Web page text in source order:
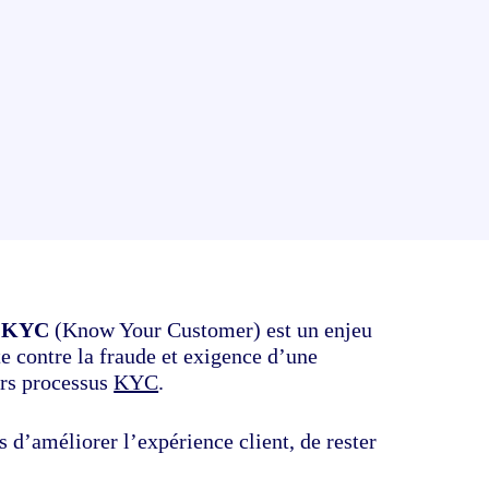
(Know Your Customer) est un enjeu
contre la fraude et exigence d’une
processusKYC.
d’améliorer l’expérience client, de rester